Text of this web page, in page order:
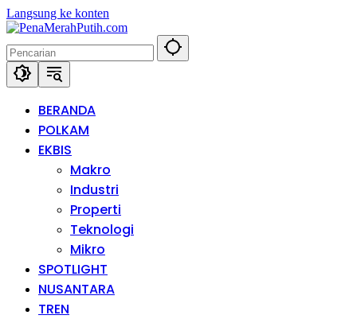
Langsung ke konten
BERANDA
POLKAM
EKBIS
Makro
Industri
Properti
Teknologi
Mikro
SPOTLIGHT
NUSANTARA
TREN